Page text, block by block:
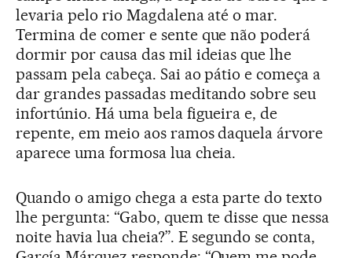
levaria pelo rio Magdalena até o mar.
Termina de comer e sente que não poderá
dormir por causa das mil ideias que lhe
passam pela cabeça. Sai ao pátio e começa a
dar grandes passadas meditando sobre seu
infortúnio. Há uma bela figueira e, de
repente, em meio aos ramos daquela árvore
aparece uma formosa lua cheia.
Quando o amigo chega a esta parte do texto
lhe pergunta: “Gabo, quem te disse que nessa
noite havia lua cheia?”. E segundo se conta,